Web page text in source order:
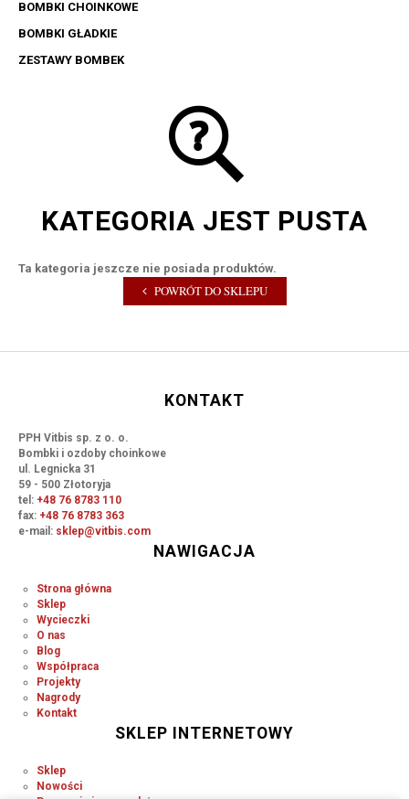
BOMBKI CHOINKOWE
BOMBKI GŁADKIE
ZESTAWY BOMBEK
KATEGORIA JEST PUSTA
Ta kategoria jeszcze nie posiada produktów.
POWRÓT DO SKLEPU
KONTAKT
PPH Vitbis sp. z o. o.
Bombki i ozdoby choinkowe
ul. Legnicka 31
59 - 500 Złotoryja
tel: +48 76 8783 110
fax: +48 76 8783 363
e-mail: sklep@vitbis.com
NAWIGACJA
Strona główna
Sklep
Wycieczki
O nas
Blog
Współpraca
Projekty
Nagrody
Kontakt
SKLEP INTERNETOWY
Sklep
Nowości